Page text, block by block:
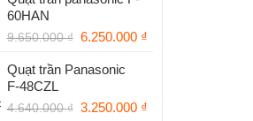
4.450.000 ₫.
60HAN
9.650.000₫ Giá
là:
6.250.000 ₫Giá
6.250.000 ₫.
Quạt trần Panasonic
F‑48CZL
4.640.000₫ Giá
3.250.000 ₫Giá